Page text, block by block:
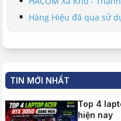
Hàng Hiệu đã qua sử
TIN MỚI NHẤT
Top 4
hiện nay